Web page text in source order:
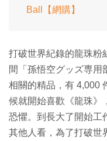
Ball【網購】
打破世界紀錄的龍珠粉
間「孫悟空グッズ専用
相關的精品，有 4,000
候就開始喜歡《龍珠》
恐懼。到長大了開始工
其他人看，為了打破世